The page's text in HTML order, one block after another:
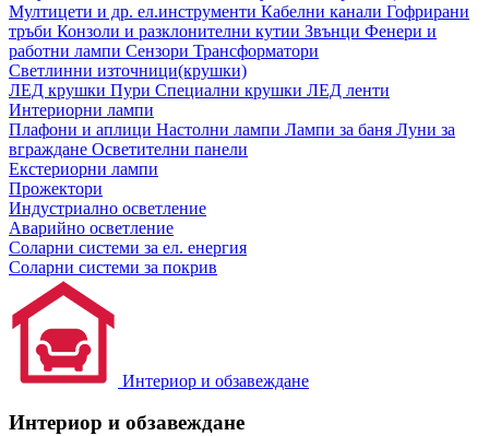
Мултицети и др. ел.инструменти Кабелни канали Гофрирани
тръби Конзоли и разклонителни кутии Звънци Фенери и
работни лампи Сензори Трансформатори
Светлинни източници(крушки)
ЛЕД крушки Пури Специални крушки ЛЕД ленти
Интериорни лампи
Плафони и аплици Настолни лампи Лампи за баня Луни за
вграждане Осветителни панели
Екстериорни лампи
Прожектори
Индустриално осветление
Аварийно осветление
Соларни системи за ел. енергия
Соларни системи за покрив
Интериор и обзавеждане
Интериор и обзавеждане